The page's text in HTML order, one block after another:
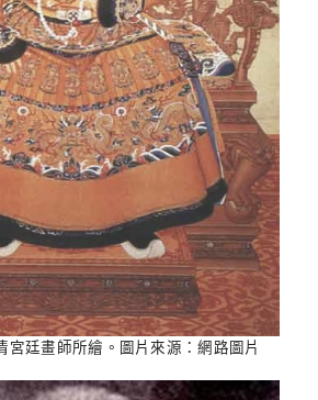
宮廷畫師所繪。圖片來源：網路圖片